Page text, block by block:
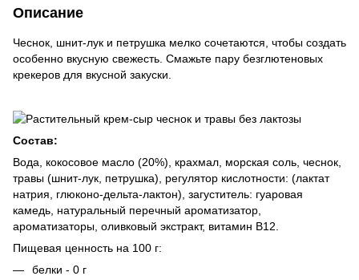
Описание
Чеснок, шнит-лук и петрушка мелко сочетаются, чтобы создать
особенно вкусную свежесть. Смажьте пару безглютеновых
крекеров для вкусной закуски.
Состав:
Вода, кокосовое масло (20%), крахмал, морская соль, чеснок,
травы (шнит-лук, петрушка), регулятор кислотности: (лактат
натрия, глюконо-дельта-лактон), загуститель: гуаровая
камедь, натуральный перечный ароматизатор,
ароматизаторы, оливковый экстракт, витамин B12.
Пищевая ценность на 100 г:
белки - 0 г